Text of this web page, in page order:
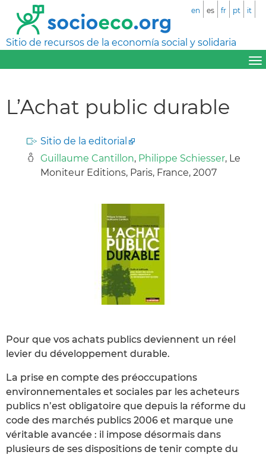
Sitio de recursos de la economía social y solidaria
en es fr pt it
L’Achat public durable
Sitio de la editorial
Guillaume Cantillon, Philippe Schiesser, Le
Moniteur Editions, Paris, France, 2007
Pour que vos achats publics deviennent un réel
levier du développement durable.
La prise en compte des préoccupations
environnementales et sociales par les acheteurs
publics n’est obligatoire que depuis la réforme du
code des marchés publics 2006 et marque une
véritable avancée : il impose désormais dans
plusieurs de ses dispositions de tenir compte du